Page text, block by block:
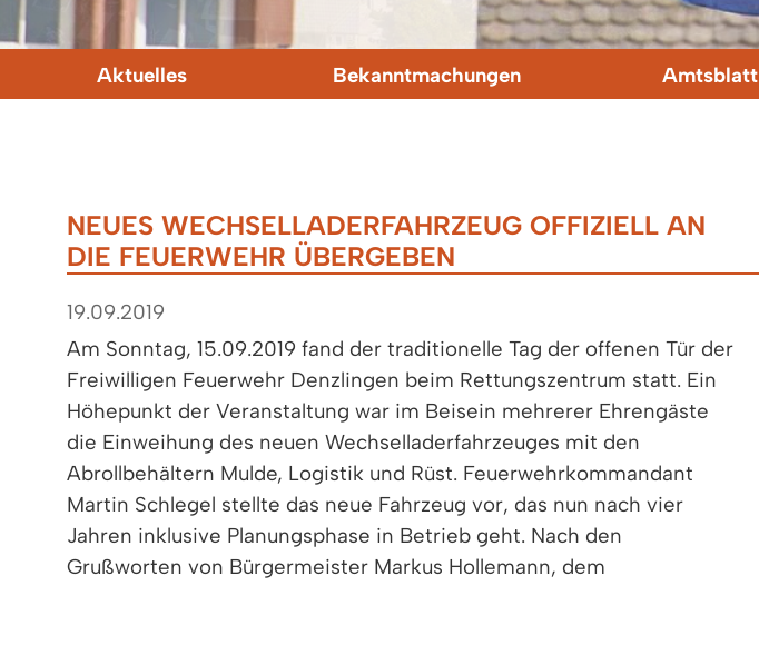
Aktuelles Bekanntmachungen Amtsblatt
NEUES WECHSELLADERFAHRZEUG OFFIZIELL AN
DIE FEUERWEHR ÜBERGEBEN
19.09.2019
Am Sonntag, 15.09.2019 fand der traditionelle Tag der offenen Tür der
Freiwilligen Feuerwehr Denzlingen beim Rettungszentrum statt. Ein
Höhepunkt der Veranstaltung war im Beisein mehrerer Ehrengäste
die Einweihung des neuen Wechselladerfahrzeuges mit den
Abrollbehältern Mulde, Logistik und Rüst. Feuerwehrkommandant
Martin Schlegel stellte das neue Fahrzeug vor, das nun nach vier
Jahren inklusive Planungsphase in Betrieb geht. Nach den
Grußworten von Bürgermeister Markus Hollemann, dem